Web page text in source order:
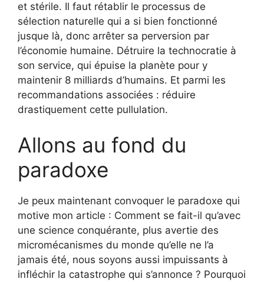
et stérile. Il faut rétablir le processus de
sélection naturelle qui a si bien fonctionné
jusque là, donc arrêter sa perversion par
l’économie humaine. Détruire la technocratie à
son service, qui épuise la planète pour y
maintenir 8 milliards d’humains. Et parmi les
recommandations associées : réduire
drastiquement cette pullulation.
Allons au fond du
paradoxe
Je peux maintenant convoquer le paradoxe qui
motive mon article : Comment se fait-il qu’avec
une science conquérante, plus avertie des
micromécanismes du monde qu’elle ne l’a
jamais été, nous soyons aussi impuissants à
infléchir la catastrophe qui s’annonce ? Pourquoi